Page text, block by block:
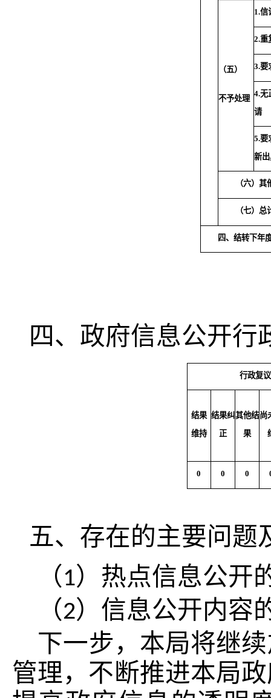
（五）
不予处理
1.信
2.重
3.要
4.无
请
5.要
新
（六）其
（七）总
四、结转下年
四、政府信息公开行
行政复议
结果
维持
结果纠
正
其他结
果
尚
0 0 0
五、存在的主要问题
（1）热点信息公开
（2）信息公开内容
下一步，本局将继
管理，不断推进本局